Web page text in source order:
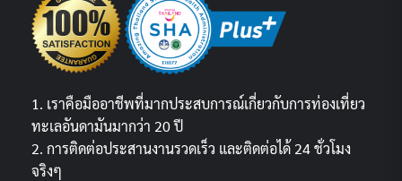
1. เราคือมืออาชีพที่มากประสบการณ์เกี่ยวกับการท่องเที่ยว
ทะเลอันดามันมากว่า 20 ปี
2. การติดต่อประสานงานรวดเร็ว และติดต่อได้ 24 ชั่วโมง
จริงๆ